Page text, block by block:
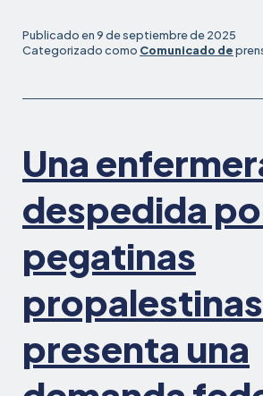
de
miles
de
de
Publicado en9 de septiembre de 2025
Categorizado como Comunicado de
Una
despedida
pegatinas
propalestinas
presenta una